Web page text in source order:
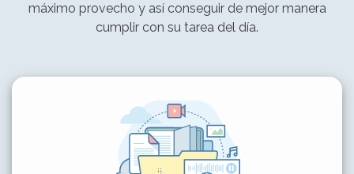
máximo provecho y así conseguir de mejor manera
cumplir con su tarea del día.